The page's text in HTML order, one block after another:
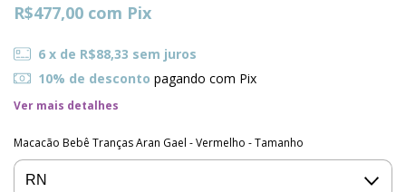
R$477,00 com Pix
6 x de R$88,33 sem juros
10% de desconto pagando com Pix
Ver mais detalhes
Macacão Bebê Tranças Aran Gael - Vermelho - Tamanho